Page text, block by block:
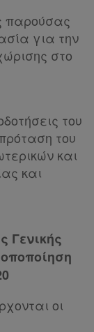
παρούσας
για την
στο
του
του
και
και
Γενικής
οι